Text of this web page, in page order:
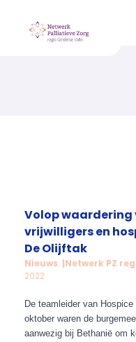
Volop waardering
vrijwilligers en
De Olijftak
Nieuws Netwerk PZ
2022
De teamleider van
oktober waren de
aanwezig bij Bethanië om